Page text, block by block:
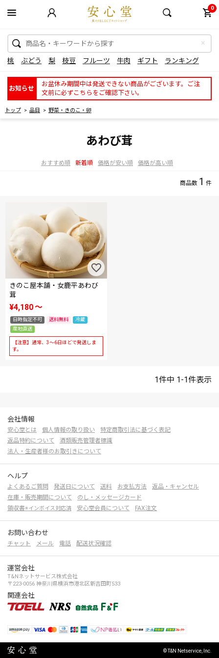
0
桃 ぶどう 梨 枝豆 フルーツ 牛肉 ギフト ランキング
お知らせ
お盆休み期間中は発送できない商品がございます。ご注
文前に必ずこちらをご確認下さい。
トップ 品目 野菜・きのこ・卵
あわび茸
おすすめ順 新着順 価格が安い順 価格が高い順
1
きのこ屋本舗・女鹿平あわび
茸
¥4,180〜
日時指定不可 送料無料
冷蔵
産地直送
【注意】通常、3～6日ほどで発送しま
す。
1件中 1-1件表示
会社情報
安心堂とは 個人情報の取り扱い
特定商取引法に基づく表記
返品特約について
酒類販売管理者標識
法人・生産者様のお取引きについて
ヘルプ
よくあるご質問 発送日について 送料 お支払方法
返品・キャンセル
在庫・販売期間について
のし・メッセージカード
領収書※インボイス対応済 安心堂会員について FAX注文
お問い合わせ
チャット メール 電話 配送状況確認
運営会社
T&Nネットサービス株式会社
〒223-0056 神奈川県横浜市港北区新吉田町533
関連会社
© T&N Netservice, Inc.